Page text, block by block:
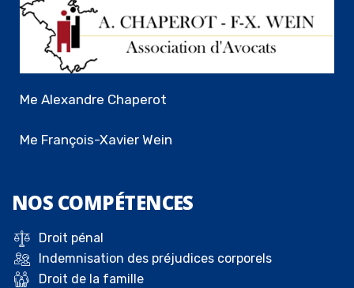
Me Alexandre Chaperot
Me François-Xavier Wein
NOS COMPÉTENCES
Droit pénal
Indemnisation des préjudices corporels
Droit de la famille